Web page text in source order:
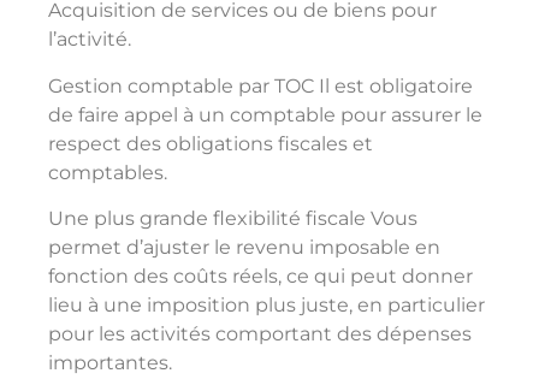
Acquisition de services ou de biens pour
l’activité.
Gestion comptable par TOC Il est obligatoire
de faire appel à un comptable pour assurer le
respect des obligations fiscales et
comptables.
Une plus grande flexibilité fiscale Vous
permet d’ajuster le revenu imposable en
fonction des coûts réels, ce qui peut donner
lieu à une imposition plus juste, en particulier
pour les activités comportant des dépenses
importantes.